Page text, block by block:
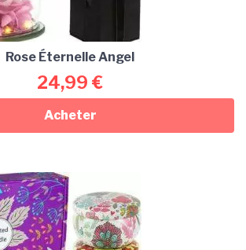
Rose Éternelle Angel
24,99 €
Acheter